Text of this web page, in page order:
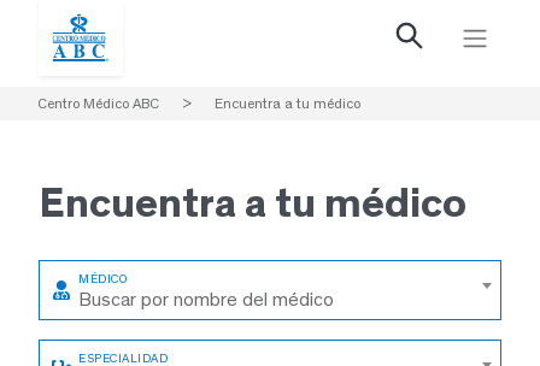
Centro Médico ABC > Encuentra a tu médico
Encuentra a tu médico
Buscar por nombre del médico